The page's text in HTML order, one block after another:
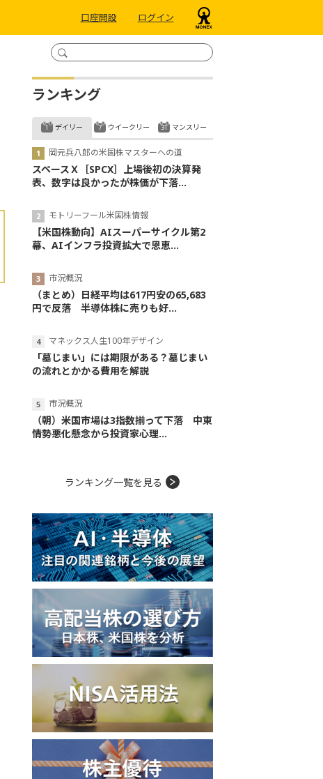
口座開設 ログイン
ランキング
デイリー
岡元兵八郎の米国株マスターへの道
スペースＸ［SPCX］上場後初の決算発
表、数字は良かったが株価が下落...
モトリーフール米国株情報
【米国株動向】AIスーパーサイクル第2
幕、AIインフラ投資拡大で恩恵...
市況概況
（まとめ）日経平均は617円安の65,683
円で反落 半導体株に売りも好...
マネックス人生100年デザイン
「墓じまい」には期限がある？墓じまい
の流れとかかる費用を解説
市況概況
（朝）米国市場は3指数揃って下落 中東
情勢悪化懸念から投資家心理...
ウイークリー マンスリー
ランキング一覧を見る